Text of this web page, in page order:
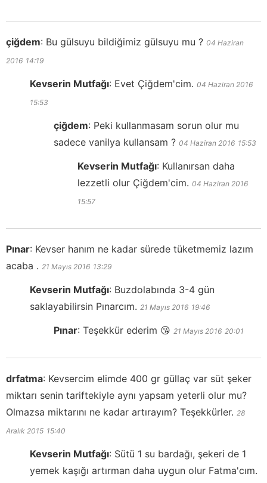
çiğdem: Bu gülsuyu bildiğimiz gülsuyu mu ? 04 Haziran
2016 14:19
Kevserin Mutfağı: Evet Çiğdem'cim. 04 Haziran 2016
15:53
çiğdem: Peki kullanmasam sorun olur mu
sadece vanilya kullansam ? 04 Haziran 2016 15:53
Kevserin Mutfağı: Kullanırsan daha
lezzetli olur Çiğdem'cim. 04 Haziran 2016
15:57
Pınar: Kevser hanım ne kadar sürede tüketmemiz lazım
acaba . 21 Mayıs 2016 13:29
Kevserin Mutfağı: Buzdolabında 3-4 gün
saklayabilirsin Pınarcım. 21 Mayıs 2016 19:46
Pınar: Teşekkür ederim 😘 21 Mayıs 2016 20:01
drfatma: Kevsercim elimde 400 gr güllaç var süt şeker
miktarı senin tariftekiyle aynı yapsam yeterli olur mu?
Olmazsa miktarını ne kadar artırayım? Teşekkürler. 28
Aralık 2015 15:40
Kevserin Mutfağı: Sütü 1 su bardağı, şekeri de 1
yemek kaşığı artırman daha uygun olur Fatma'cım.